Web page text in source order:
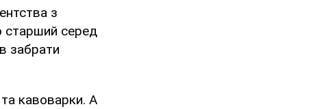
з
старший серед
забрати
кавоварки. А